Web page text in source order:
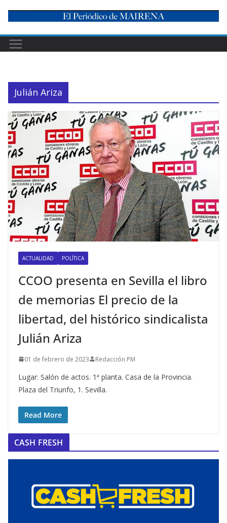
content
Julián Ariza
ACTUALIDAD POLÍTICA
CCOO presenta en Sevilla el libro
de memorias El precio de la
libertad, del histórico sindicalista
Julián Ariza
01 de febrero de 2023 Redacción PM
Lugar: Salón de actos. 1ª planta. Casa de la Provincia.
Plaza del Triunfo, 1. Sevilla.
Read More
CASH FRESH